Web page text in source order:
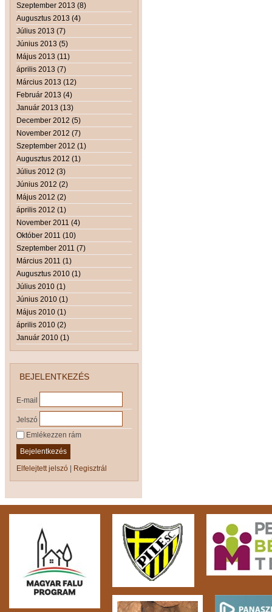
Szeptember 2013 (8)
Augusztus 2013 (4)
Július 2013 (7)
Június 2013 (5)
Május 2013 (11)
április 2013 (7)
Március 2013 (12)
Február 2013 (4)
Január 2013 (13)
December 2012 (5)
November 2012 (7)
Szeptember 2012 (1)
Augusztus 2012 (1)
Július 2012 (3)
Június 2012 (2)
Május 2012 (2)
április 2012 (1)
November 2011 (4)
Október 2011 (10)
Szeptember 2011 (7)
Március 2011 (1)
Augusztus 2010 (1)
Július 2010 (1)
Június 2010 (1)
Május 2010 (1)
április 2010 (2)
Január 2010 (1)
BEJELENTKEZÉS
E-mail
Jelszó
Emlékezzen rám
Bejelentkezés
Elfelejtett jelszó | Regisztrál